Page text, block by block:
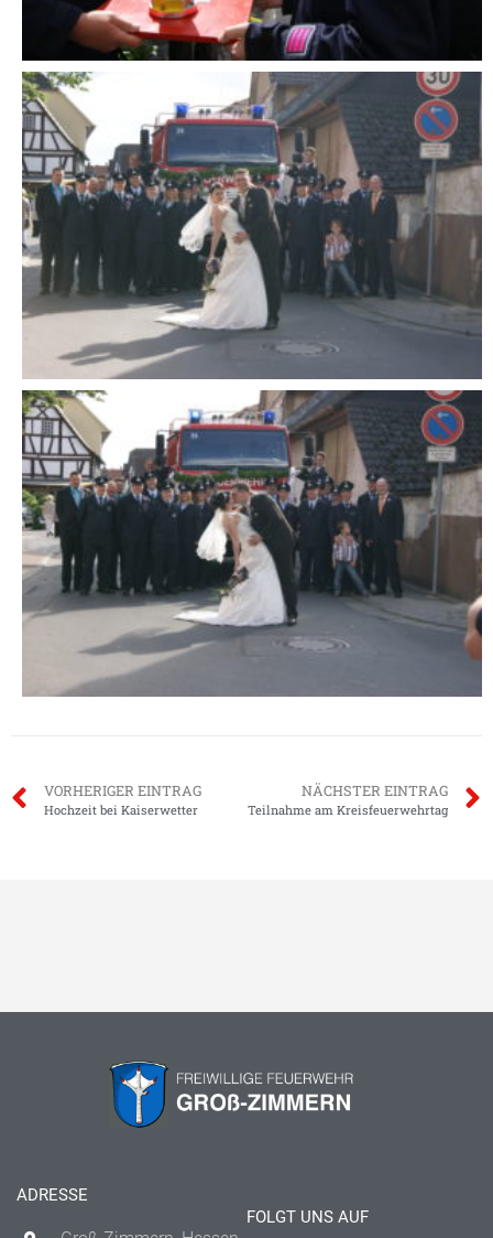
VORHERIGER EINTRAG
Hochzeit bei Kaiserwetter
NÄCHSTER EINTRAG
Teilnahme am Kreisfeuerwehrtag
ADRESSE
FOLGT UNS AUF